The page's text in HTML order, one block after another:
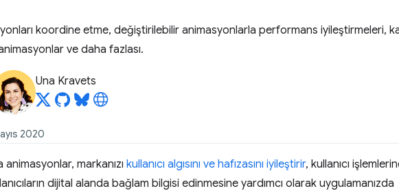
koordine etme, değiştirilebilir animasyonlarla performans iyileştirmeleri,
ve daha fazlası.
Una Kravets
2020
animasyonlar, markanızı kullanıcı algısını ve hafızasını iyileştirir, kullanıcı
dijital alanda bağlam bilgisi edinmesine yardımcı olarak uygulamanızda